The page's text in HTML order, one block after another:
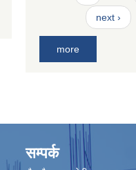
next ›
more
सम्पर्क